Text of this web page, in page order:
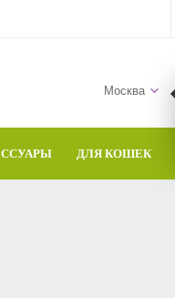
Москва
ДЛЯ КОШЕК